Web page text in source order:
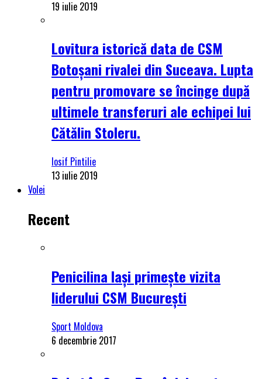
19 iulie 2019
Lovitura istorică data de CSM
Botoșani rivalei din Suceava. Lupta
pentru promovare se încinge după
ultimele transferuri ale echipei lui
Cătălin Stoleru.
Iosif Pintilie
13 iulie 2019
Volei
Recent
Penicilina Iași primește vizita
liderului CSM București
Sport Moldova
6 decembrie 2017